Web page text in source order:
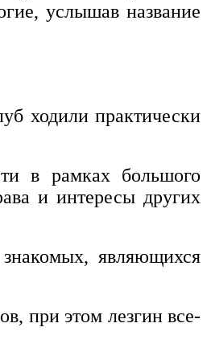
услышав название
ходили практически
в рамках большого
и интересы других
являющихся
при этом лезгин все-